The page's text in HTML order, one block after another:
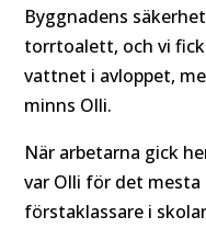
Byggnadens
torrtoalett, och vi
vattnet i avloppet,
minns Olli.
När arbetarna gick
var Olli för det
förstaklassare i